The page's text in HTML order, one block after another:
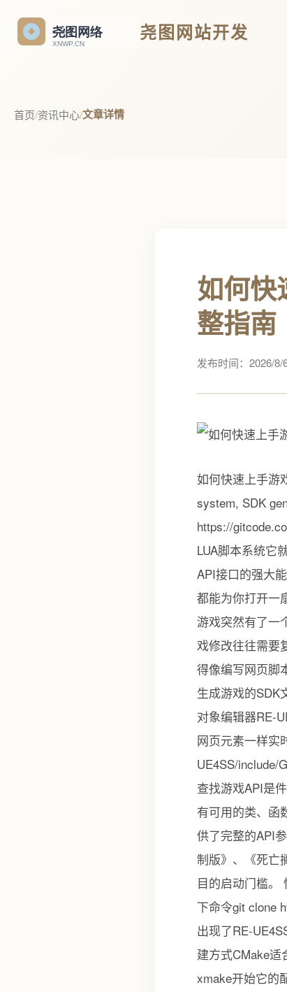
尧图网站开发
首页/资讯中心/文章详情
如何快
整指南
发布时间：2026/8/
如何快速上手游
system, SDK
https://
LUA脚本系统它
API接口的强大
都能为你打开一
游戏突然有了
戏修改往往需要
得像编写网页脚
生成游戏的SDK
对象编辑器RE-
网页元素一样实
UE4SS/include/
查找游戏API是
有可用的类、函
供了完整的API
制版》、《死亡
目的启动门槛。
下命令git clone
出现了RE-
建方式CMake
xmake开始它的